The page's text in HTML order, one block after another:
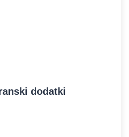
dodatki